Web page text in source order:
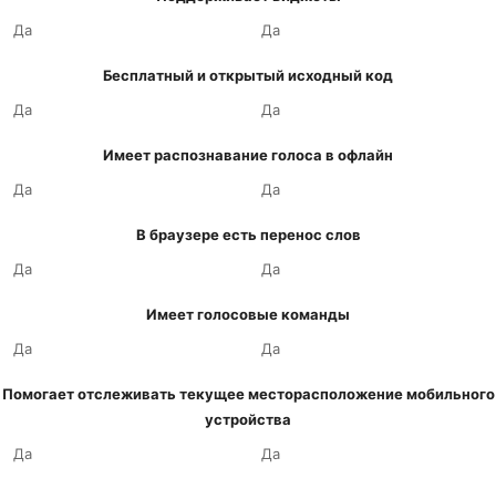
Да
Да
Бесплатный и открытый исходный код
Да
Да
Имеет распознавание голоса в офлайн
Да
Да
В браузере есть перенос слов
Да
Да
Имеет голосовые команды
Да
Да
Помогает отслеживать текущее месторасположение мобильного
устройства
Да
Да